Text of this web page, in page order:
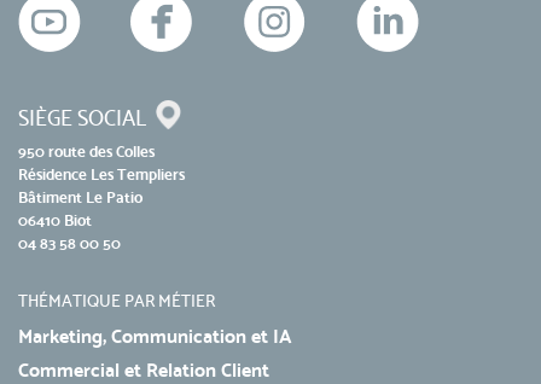
SIÈGE SOCIAL
950 route des Colles
Résidence Les Templiers
Bâtiment Le Patio
06410 Biot
04 83 58 00 50
THÉMATIQUE PAR MÉTIER
Marketing, Communication et IA
Commercial et Relation Client